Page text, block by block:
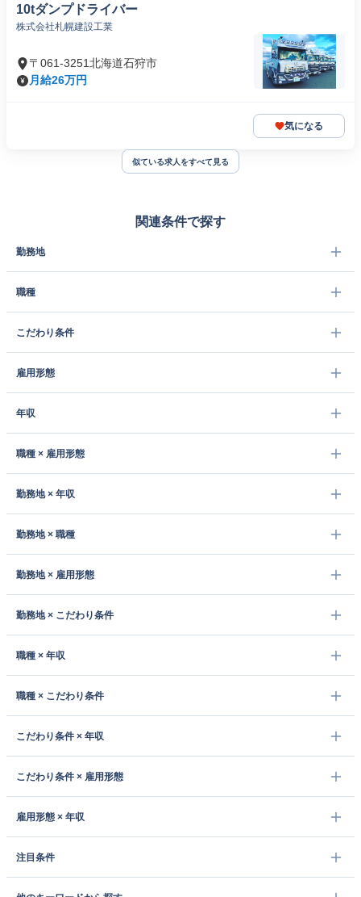
10tダンプドライバー
株式会社札幌建設工業
〒061-3251北海道石狩市
月給26万円
気になる
似ている求人をすべて見る
関連条件で探す
勤務地
職種
こだわり条件
雇用形態
年収
職種 × 雇用形態
勤務地 × 年収
勤務地 × 職種
勤務地 × 雇用形態
勤務地 × こだわり条件
職種 × 年収
職種 × こだわり条件
こだわり条件 × 年収
こだわり条件 × 雇用形態
雇用形態 × 年収
注目条件